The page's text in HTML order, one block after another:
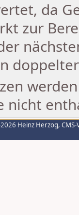
da
zur
nicht
Heinz Herzog,